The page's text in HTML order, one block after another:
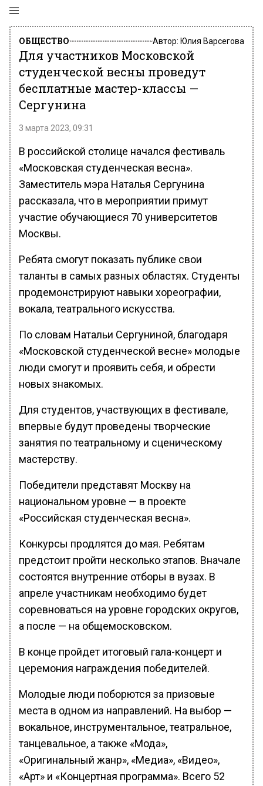
ОБЩЕСТВО Автор: Юлия Варсегова
Для участников Московской
студенческой весны проведут
бесплатные мастер-классы —
Сергунина
3 марта 2023, 09:31
В российской столице начался фестиваль
«Московская студенческая весна».
Заместитель мэра Наталья Сергунина
рассказала, что в мероприятии примут
участие обучающиеся 70 университетов
Москвы.
Ребята смогут показать публике свои
таланты в самых разных областях. Студенты
продемонстрируют навыки хореографии,
вокала, театрального искусства.
По словам Натальи Сергуниной, благодаря
«Московской студенческой весне» молодые
люди смогут и проявить себя, и обрести
новых знакомых.
Для студентов, участвующих в фестивале,
впервые будут проведены творческие
занятия по театральному и сценическому
мастерству.
Победители представят Москву на
национальном уровне — в проекте
«Российская студенческая весна».
Конкурсы продлятся до мая. Ребятам
предстоит пройти несколько этапов. Вначале
состоятся внутренние отборы в вузах. В
апреле участникам необходимо будет
соревноваться на уровне городских округов,
а после — на общемосковском.
В конце пройдет итоговый гала-концерт и
церемония награждения победителей.
Молодые люди поборются за призовые
места в одном из направлений. На выбор —
вокальное, инструментальное, театральное,
танцевальное, а также «Мода»,
«Оригинальный жанр», «Медиа», «Видео»,
«Арт» и «Концертная программа». Всего 52